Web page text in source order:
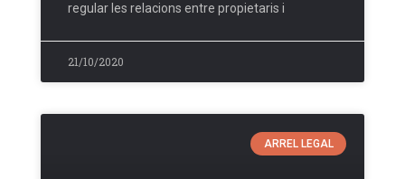
regular les relacions entre propietaris i
21/10/2020
ARREL LEGAL